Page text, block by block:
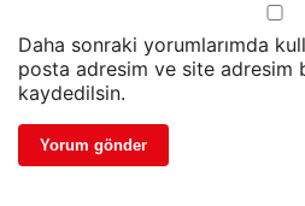
Daha sonraki yorumlarımda
posta adresim ve site adresim
kaydedilsin.